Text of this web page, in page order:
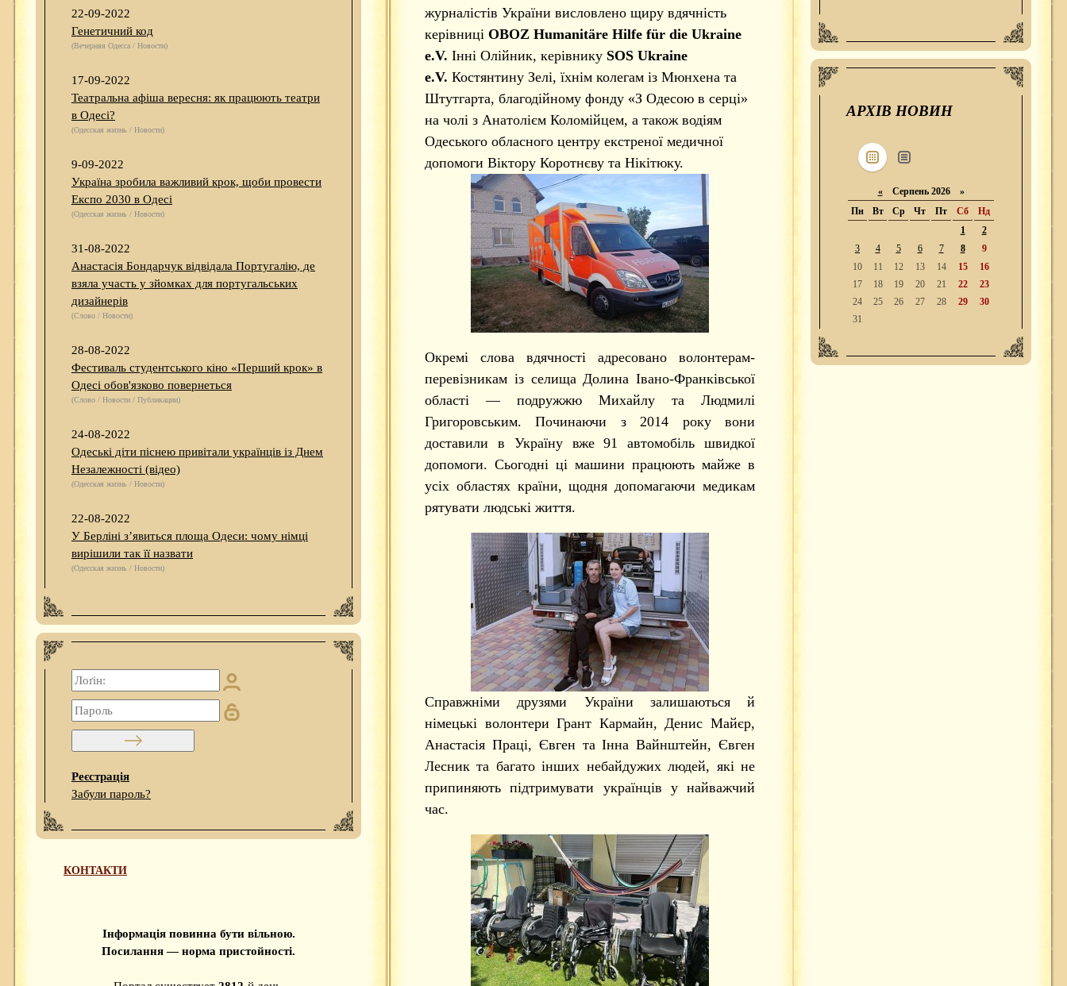
22-09-2022
Генетичний код
(Вечерняя Одесса / Новости)
17-09-2022
Театральна афіша вересня: як працюють театри
в Одесі?
(Одесская жизнь / Новости)
9-09-2022
Україна зробила важливий крок, щоби провести
Експо 2030 в Одесі
(Одесская жизнь / Новости)
31-08-2022
Анастасія Бондарчук відвідала Португалію, де
взяла участь у зйомках для португальських
дизайнерів
(Слово / Новости)
28-08-2022
Фестиваль студентського кіно «Перший крок» в
Одесі обов'язково повернеться
(Слово / Новости / Публикации)
24-08-2022
Одеські діти піснею привітали українців із Днем
Незалежності (відео)
(Одесская жизнь / Новости)
22-08-2022
У Берліні з’явиться площа Одеси: чому німці
вирішили так її назвати
(Одесская жизнь / Новости)
Реєстрація
Забули пароль?
КОНТАКТИ
Інформація повинна бути вільною.
Посилання — норма пристойності.
журналістів України висловлено щиру вдячність
керівниці OBOZ Humanitäre Hilfe für die Ukraine
e.V. Інні Олійник, керівнику SOS Ukraine
e.V. Костянтину Зелі, їхнім колегам із Мюнхена та
Штутгарта, благодійному фонду «З Одесою в серці»
на чолі з Анатолієм Коломійцем, а також водіям
Одеського обласного центру екстреної медичної
допомоги Віктору Коротнєву та Нікітюку.
Окремі слова вдячності адресовано волонтерам-
перевізникам із селища Долина Івано-Франківської
області — подружжю Михайлу та Людмилі
Григоровським. Починаючи з 2014 року вони
доставили в Україну вже 91 автомобіль швидкої
допомоги. Сьогодні ці машини працюють майже в
усіх областях країни, щодня допомагаючи медикам
рятувати людські життя.
Справжніми друзями України залишаються й
німецькі волонтери Грант Кармайн, Денис Майєр,
Анастасія Праці, Євген та Інна Вайнштейн, Євген
Лесник та багато інших небайдужих людей, які не
припиняють підтримувати українців у найважчий
час.
АРХІВ НОВИН
«Серпень 2026 »
Пн
Вт Ср Чт Пт Сб
Нд
1
2
3
4 5 6 7 8
9
10
11 12 13 14 15
16
17
18 19 20 21 22
23
24
25 26 27 28 29
30
31